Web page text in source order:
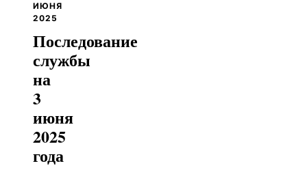
ИЮНЯ
2025
Последование
службы
на
3
июня
2025
года